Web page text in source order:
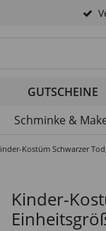
GUTSCHEINE
Schminke &
Kostüm Schwarzer
Kinder-